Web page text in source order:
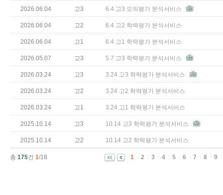
2026.06.04 고3 6.4 고3 모의평가 분석서비스
2026.06.04 고2 6.4 고2 학력평가 분석서비스
2026.06.04 고1 6.4 고1 학력평가 분석서비스
2026.05.07 고3 5.7 고3 학력평가 분석서비스
2026.03.24 고3 3.24 고3 학력평가 분석서비스
2026.03.24 고2 3.24 고2 학력평가 분석서비스
2026.03.24 고1 3.24 고1 학력평가 분석서비스
2025.10.14 고3 10.14 고3 학력평가 분석서비스
2025.10.14 고2 10.14 고2 학력평가 분석서비스
총 175건 1/18 1 2 3 4 5 6 7 8 9